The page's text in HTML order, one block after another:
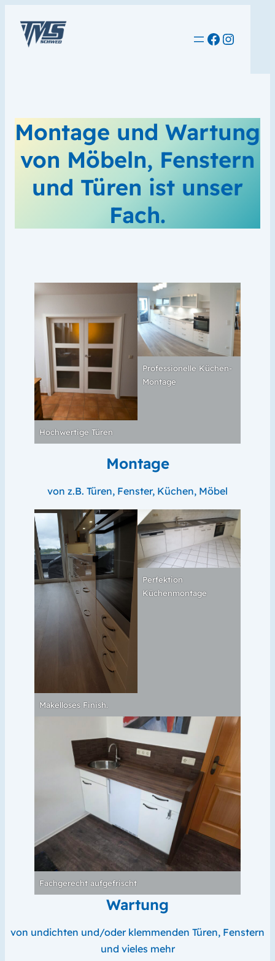
Facebook
Montage und Wartung
von Möbeln, Fenstern
und Türen ist unser
Fach.
Hochwertige Türen
Professionelle Küchen-
Montage
Montage
von z.B. Türen, Fenster, Küchen, Möbel
Makelloses Finish.
Perfektion
Küchenmontage
Fachgerecht aufgefrischt
Wartung
von undichten und/oder klemmenden Türen, Fenstern
und vieles mehr